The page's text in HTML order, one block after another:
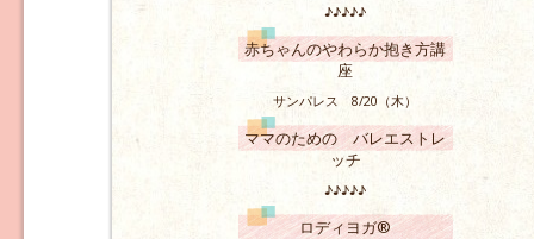
♪♪♪♪♪
赤ちゃんのやわらか抱き方講
座
サンパレス 8/20（木）
ママのための バレエストレ
ッチ
♪♪♪♪♪
ロディヨガ®